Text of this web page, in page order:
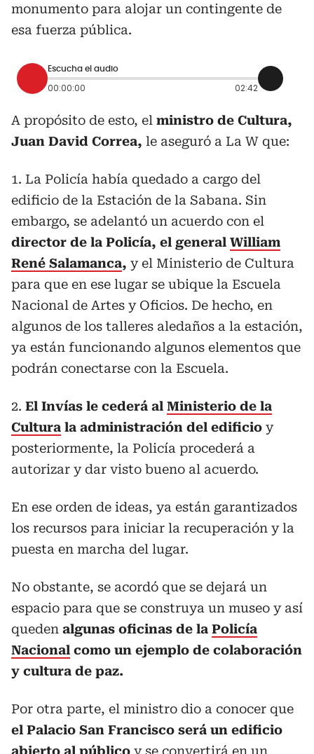
monumento para alojar un contingente de
esa fuerza pública.
Escucha el audio
00:00:00 02:42
A propósito de esto, el ministro de Cultura,
Juan David Correa, le aseguró a La W que:
1. La Policía había quedado a cargo del
edificio de la Estación de la Sabana. Sin
embargo, se adelantó un acuerdo con el
director de la Policía, el general William
René Salamanca, y el Ministerio de Cultura
para que en ese lugar se ubique la Escuela
Nacional de Artes y Oficios. De hecho, en
algunos de los talleres aledaños a la estación,
ya están funcionando algunos elementos que
podrán conectarse con la Escuela.
2. El Invías le cederá al Ministerio de la
Cultura la administración del edificio y
posteriormente, la Policía procederá a
autorizar y dar visto bueno al acuerdo.
En ese orden de ideas, ya están garantizados
los recursos para iniciar la recuperación y la
puesta en marcha del lugar.
No obstante, se acordó que se dejará un
espacio para que se construya un museo y así
queden algunas oficinas de la Policía
Nacional como un ejemplo de colaboración
y cultura de paz.
Por otra parte, el ministro dio a conocer que
el Palacio San Francisco será un edificio
abierto al público y se convertirá en un